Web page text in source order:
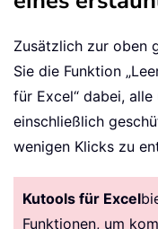
Zusätzlich zur oben
Sie die Funktion
für Excel“ dabei,
einschließlich
wenigen Klicks zu
Kutools für Excel
Funktionen, um